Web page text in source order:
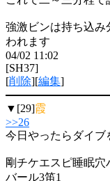
強激ビンは持ち込み
われます
04/02 11:02
[SH37]
[削除][編集]
▼[29]霞
>>26
今日やったらダイ
剛チケエスピ睡眠穴
バール3笛1